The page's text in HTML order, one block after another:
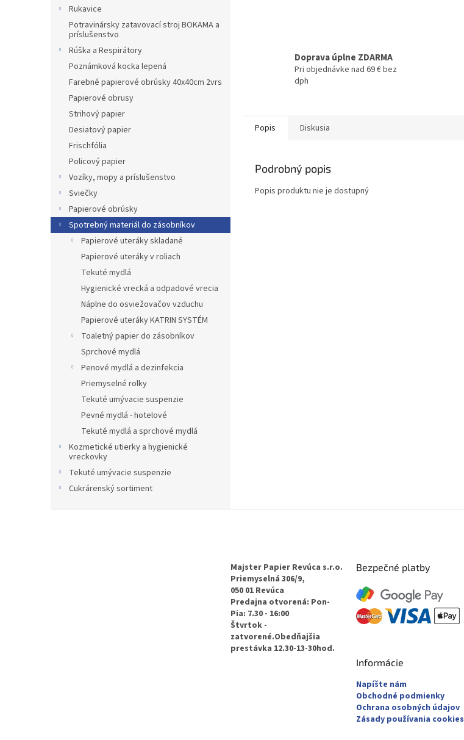
Rukavice
Potravinársky zatavovací stroj BOKAMA a
príslušenstvo
Rúška a Respirátory
Poznámková kocka lepená
Farebné papierové obrúsky 40x40cm 2vrs
Papierové obrusy
Strihový papier
Desiatový papier
Frischfólia
Policový papier
Vozíky, mopy a príslušenstvo
Sviečky
Papierové obrúsky
Spotrebný materiál do zásobníkov
Papierové uteráky skladané
Papierové uteráky v roliach
Tekuté mydlá
Hygienické vrecká a odpadové vrecia
Náplne do osviežovačov vzduchu
Papierové uteráky KATRIN SYSTÉM
Toaletný papier do zásobníkov
Sprchové mydlá
Penové mydlá a dezinfekcia
Priemyselné rolky
Tekuté umývacie suspenzie
Pevné mydlá - hotelové
Tekuté mydlá a sprchové mydlá
Kozmetické utierky a hygienické
vreckovky
Tekuté umývacie suspenzie
Cukrárenský sortiment
Doprava úplne ZDARMA
Pri objednávke nad 69 € bez
dph
Popis Diskusia
Podrobný popis
Popis produktu nie je dostupný
Majster Papier Revúca s.r.o.
Priemyselná 306/9,
050 01 Revúca
Predajna otvorená: Pon-
Pia: 7.30 - 16:00
Štvrtok -
zatvorené.Obedňajšia
prestávka 12.30-13-30hod.
Bezpečné platby
Informácie
Napíšte nám
Obchodné podmienky
Ochrana osobných údajov
Zásady používania cookies